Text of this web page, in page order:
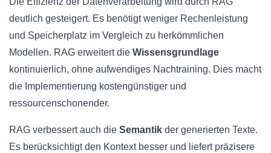
deutlich gesteigert. Es benötigt weniger Rechenleistung
und Speicherplatz im Vergleich zu herkömmlichen
Modellen. RAG erweitert die Wissensgrundlage
kontinuierlich, ohne aufwendiges Nachtraining. Dies macht
die Implementierung kostengünstiger und
ressourcenschonender.
RAG verbessert auch die Semantik der generierten Texte.
Es berücksichtigt den Kontext besser und liefert präzisere